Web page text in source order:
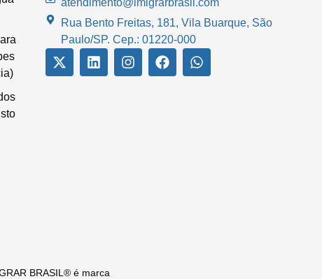
Rua Bento Freitas, 181, Vila Buarque, São
Paulo/SP. Cep.: 01220-000
BRASIL® é marca